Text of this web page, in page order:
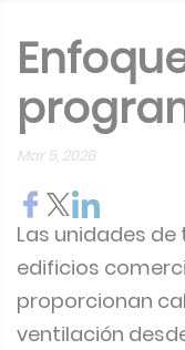
Mar 5, 2026
Las unidades
edificios
proporcionan
ventilación